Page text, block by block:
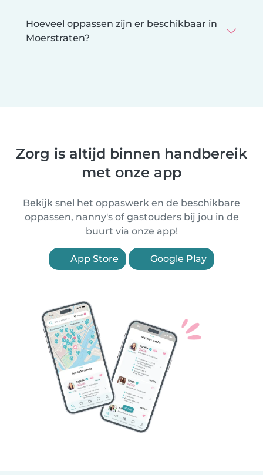
Hoeveel oppassen zijn er beschikbaar in
Moerstraten?
Zorg is altijd binnen handbereik
met onze app
Bekijk snel het oppaswerk en de beschikbare
oppassen, nanny's of gastouders bij jou in de
buurt via onze app!
App Store Google Play